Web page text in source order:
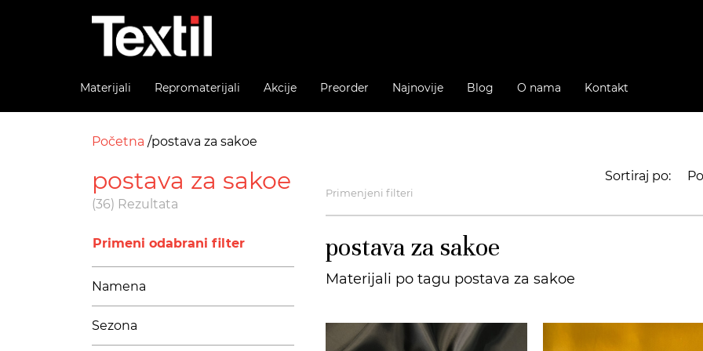
Materijali Repromaterijali Akcije Preorder Najnovije Blog O nama Kontakt
Početna postava za sakoe
postava za sakoe
(36) Rezultata
Primeni odabrani filter
Namena
Sezona
Sortiraj po:
Primenjeni filteri
postava za sakoe
Materijali po tagu postava za sakoe